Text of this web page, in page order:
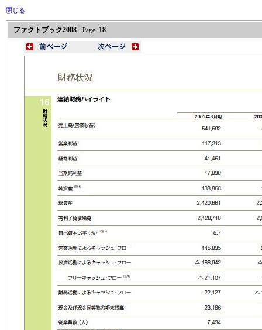
閉じる
ファクトブック2008 Page: 18